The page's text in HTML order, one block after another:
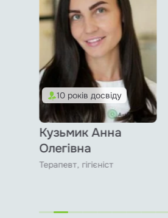
10 років досвіду
Кузьмик Анна
Олегівна
Терапевт, гігієніст